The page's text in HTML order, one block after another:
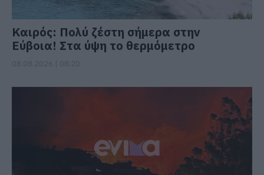
Καιρός: Πολύ ζέστη σήμερα στην
Εύβοια! Στα ύψη το θερμόμετρο